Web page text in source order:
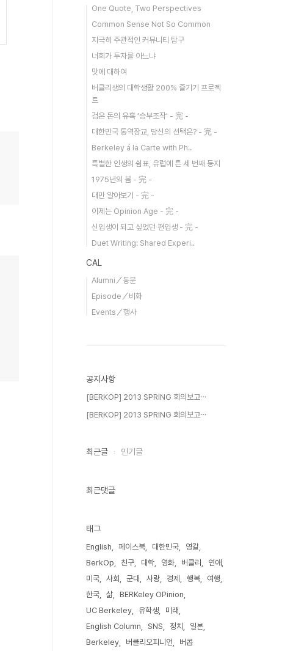
One Quote, Two Perspectives
Common Sense Not So Common
지극히 주관적인 커뮤니티 탐구
너희가 투자를 아느냐
맛에 대하여
버클리생의 대학생활 200% 즐기기 프로젝
트
검은 돈의 유혹 '승부조작' - 完 -
대한민국 통역장교, 당신의 선택은? - 完 -
Berkeley á la Carte with Ph..
특별한 인생의 쉼표, 유럽에 튼 세 번째 둥지
1975년의 봄 - 完 -
대만 알아보기 - 完 -
이제는 Opinion Age - 完 -
신입생이 되고 싶었던 편입생 - 完 -
Duet Writing: Shared Experi..
CAL
Alumni／동문
Episode／비화
Events／행사
공지사항
[BERKOP] 2013 SPRING 회의보고⋯
[BERKOP] 2013 SPRING 회의보고⋯
최근글 인기글
최근댓글
태그
English 페이스북 대한민국
영칼
BerkOp
친구 대학 영화 버클리
연애
미국
사회 군대 사랑 경제 행복
여행
한국
삶
BERKeley OPinion
UC Berkeley
유학생
미래
English Column
SNS 정치
일본
Berkeley
버클리오피니언 버콥